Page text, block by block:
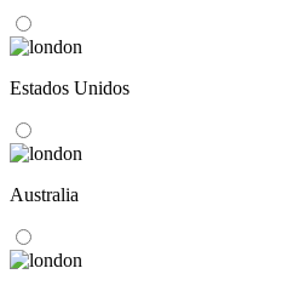
Estados Unidos
Australia